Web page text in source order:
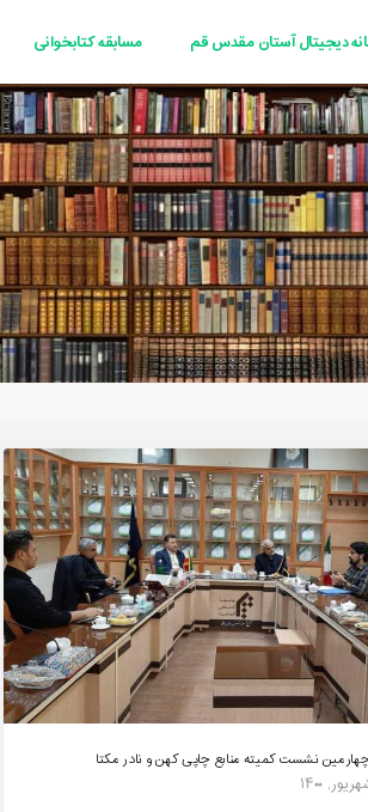
دیجیتال آستان مقدس قم مسابقه کتابخوانی
نشست کمیته منابع چاپی کهن و نادر مکتا